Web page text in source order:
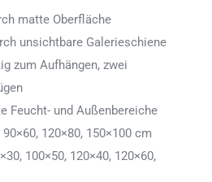
matte Oberfläche
unsichtbare Galerieschiene
zum Aufhängen, zwei
Feucht- und Außenbereiche
120×80, 150×100 cm
100×50, 120×40, 120×60,